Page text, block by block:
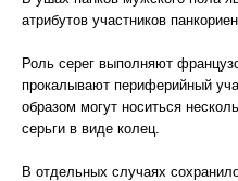
атрибутов участников
Роль серег выполняют
прокалывают периферийный
образом могут носиться
серьги в виде колец.
В отдельных случаях